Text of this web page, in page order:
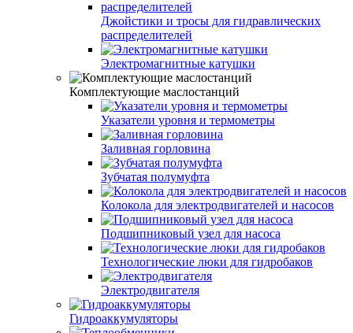
Джойстики и тросы для гидравлических
распределителей
Электромагнитные катушки
Комплектующие маслостанций
Указатели уровня и термометры
Заливная горловина
Зубчатая полумуфта
Колокола для электродвигателей и насосов
Подшипниковый узел для насоса
Технологические люки для гидробаков
Электродвигателя
Гидроаккумуляторы